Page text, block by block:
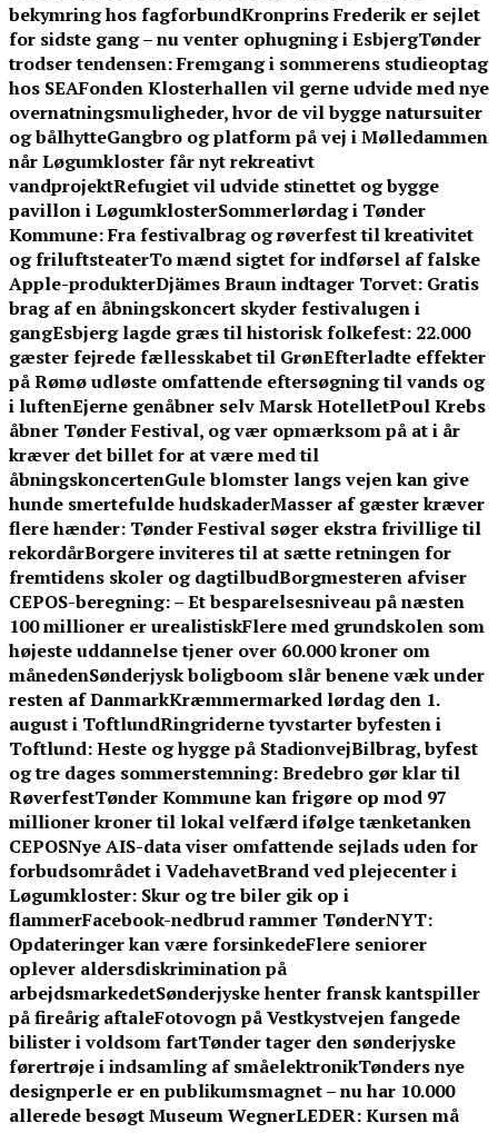
bekymring hos fagforbundKronprins Frederik er sejlet
for sidste gang – nu venter ophugning i EsbjergTønder
trodser tendensen: Fremgang i sommerens studieoptag
hos SEAFonden Klosterhallen vil gerne udvide med nye
overnatningsmuligheder, hvor de vil bygge natursuiter
og bålhytteGangbro og platform på vej i Mølledammen
når Løgumkloster får nyt rekreativt
vandprojektRefugiet vil udvide stinettet og bygge
pavillon i LøgumklosterSommerlørdag i Tønder
Kommune: Fra festivalbrag og røverfest til kreativitet
og friluftsteaterTo mænd sigtet for indførsel af falske
Apple-produkterDjämes Braun indtager Torvet: Gratis
brag af en åbningskoncert skyder festivalugen i
gangEsbjerg lagde græs til historisk folkefest: 22.000
gæster fejrede fællesskabet til GrønEfterladte effekter
på Rømø udløste omfattende eftersøgning til vands og
i luftenEjerne genåbner selv Marsk HotelletPoul Krebs
åbner Tønder Festival, og vær opmærksom på at i år
kræver det billet for at være med til
åbningskoncertenGule blomster langs vejen kan give
hunde smertefulde hudskaderMasser af gæster kræver
flere hænder: Tønder Festival søger ekstra frivillige til
rekordårBorgere inviteres til at sætte retningen for
fremtidens skoler og dagtilbudBorgmesteren afviser
CEPOS-beregning: – Et besparelsesniveau på næsten
100 millioner er urealistiskFlere med grundskolen som
højeste uddannelse tjener over 60.000 kroner om
månedenSønderjysk boligboom slår benene væk under
resten af DanmarkKræmmermarked lørdag den 1.
august i ToftlundRingriderne tyvstarter byfesten i
Toftlund: Heste og hygge på StadionvejBilbrag, byfest
og tre dages sommerstemning: Bredebro gør klar til
RøverfestTønder Kommune kan frigøre op mod 97
millioner kroner til lokal velfærd ifølge tænketanken
CEPOSNye AIS-data viser omfattende sejlads uden for
forbudsområdet i VadehavetBrand ved plejecenter i
Løgumkloster: Skur og tre biler gik op i
flammerFacebook-nedbrud rammer TønderNYT:
Opdateringer kan være forsinkedeFlere seniorer
oplever aldersdiskrimination på
arbejdsmarkedetSønderjyske henter fransk kantspiller
på fireårig aftaleFotovogn på Vestkystvejen fangede
bilister i voldsom fartTønder tager den sønderjyske
førertrøje i indsamling af småelektronikTønders nye
designperle er en publikumsmagnet – nu har 10.000
allerede besøgt Museum WegnerLEDER: Kursen må